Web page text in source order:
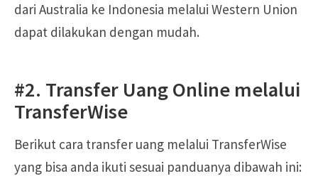
dari Australia ke Indonesia melalui Western Union
dapat dilakukan dengan mudah.
#2. Transfer Uang Online melalui
TransferWise
Berikut cara transfer uang melalui TransferWise
yang bisa anda ikuti sesuai panduanya dibawah ini: